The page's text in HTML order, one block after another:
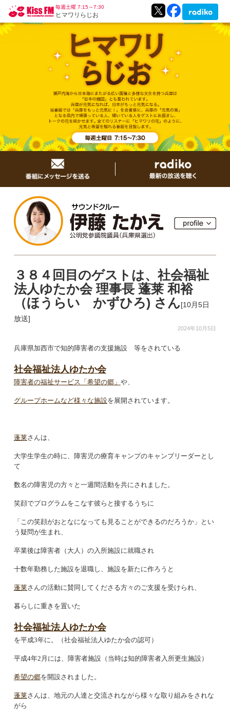
毎週土曜 7:15～7:30
ヒマワリらじお
３８４回目のゲストは、社会福祉
法人ゆたか会 理事長 蓬莱 和裕
（ほうらい かずひろ) さん[10月5日
放送]
2024年10月5日
兵庫県加西市で知的障害者の支援施設 等をされている
社会福祉法人ゆたか会
障害者の福祉サービス「希望の郷」 や、
グループホームなど様々な施設を展開されています。
蓬莱さんは、
大学生学生の時に、障害児の療育キャンプのキャンプリーダーとし
て
数名の障害児の方々と一週間活動を共にされました。
笑顔でプログラムをこなす彼らと接するうちに
「この笑顔がおとなになっても見ることができるのだろうか」とい
う疑問が生まれ、
卒業後は障害者（大人）の入所施設に就職され
十数年勤務した施設を退職し、施設を新たに作ろうと
蓬莱さんの活動に賛同してくださる方々のご支援を受けられ、
暮らしに重きを置いた
社会福祉法人ゆたか会
を平成3年に。（社会福祉法人ゆたか会の認可）
平成4年2月には、障害者施設（当時は知的障害者入所更生施設）
希望の郷を開設されました。
蓬莱さんは、地元の人達と交流されながら様々な取り組みをされな
がら